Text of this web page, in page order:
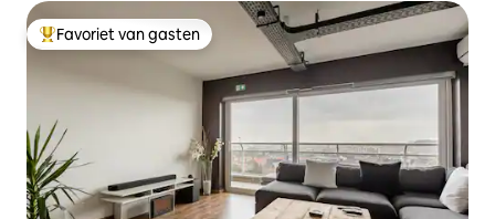
Topfavoriet van gasten
Favoriet van gasten